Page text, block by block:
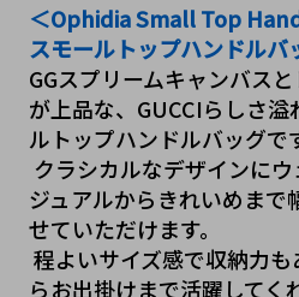
＜Ophidia Small Top
スモールトップハンドルバ
GGスプリームキャンバス
が上品な、GUCCIらしさ
ルトップハンドルバッグで
ジュアルからきれいめまで
せていただけます。
らお出掛けまで活躍してく